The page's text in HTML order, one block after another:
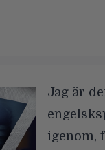
Jag är
igenom,